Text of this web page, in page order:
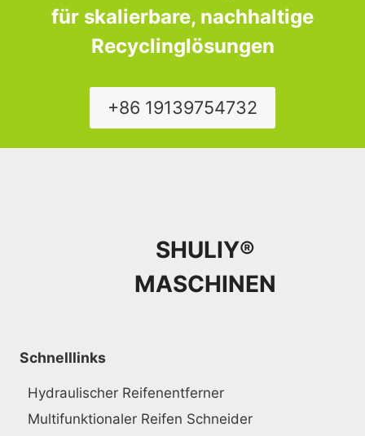
für skalierbare, nachhaltige
Recyclinglösungen
+86 19139754732
SHULIY®
MASCHINEN
Schnelllinks
Hydraulischer Reifenentferner
Multifunktionaler Reifen Schneider